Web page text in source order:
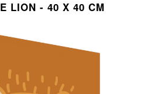
LION - 40 X 40 CM